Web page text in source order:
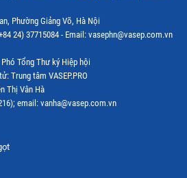
Phường Giảng Võ, Hà Nội
24) 37715084 - Email: vasephn@vasep.com.vn
Tổng Thư ký Hiệp hội
Trung tâm VASEP.PRO
Thị Vân Hà
email: vanha@vasep.com.vn